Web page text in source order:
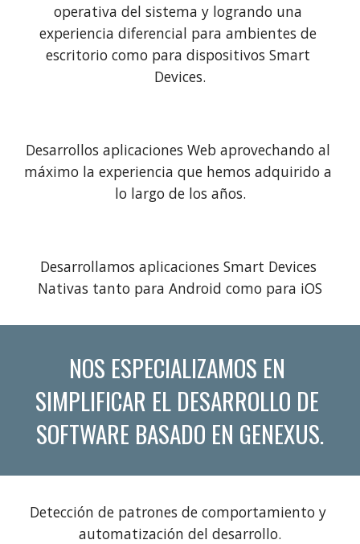
operativa del sistema y logrando una
experiencia diferencial para ambientes de
escritorio como para dispositivos Smart
Devices.
Desarrollos aplicaciones Web aprovechando al
máximo la experiencia que hemos adquirido a
lo largo de los años.
Desarrollamos aplicaciones Smart Devices
Nativas tanto para Android como para iOS
NOS ESPECIALIZAMOS EN
SIMPLIFICAR EL DESARROLLO DE
SOFTWARE BASADO EN GENEXUS.
Detección de patrones de comportamiento y
automatización del desarrollo.